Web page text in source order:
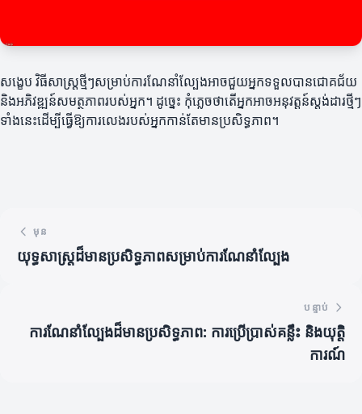
សង្ខេប វិធីសាស្ត្រថ្មីៗសម្រាប់ការណែនាំល្បែងអាចជួយអ្នកទទួលបានជោគជ័យ
និងអភិវឌ្ឍន៍សមត្ថភាពរបស់អ្នក។ ដូច្នេះ កុំភ្លេចថាតើអ្នកអាចអនុវត្តន៍ស្តង់ដារថ្មីៗ
ទាំងនេះដើម្បីធ្វើឱ្យការលេងរបស់អ្នកកាន់តែមានប្រសិទ្ធភាព។
មុន
យុទ្ធសាស្ត្រដ៏មានប្រសិទ្ធភាពសម្រាប់ការណែនាំល្បែង
បន្ទាប់
ការណែនាំល្បែងដ៏មានប្រសិទ្ធភាព: ការប្រើប្រាស់គន្លឹះ និងយុត្តិ
ការណ៍